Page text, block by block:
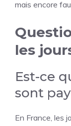
mais encore
les
Est-ce
sont
En France, les